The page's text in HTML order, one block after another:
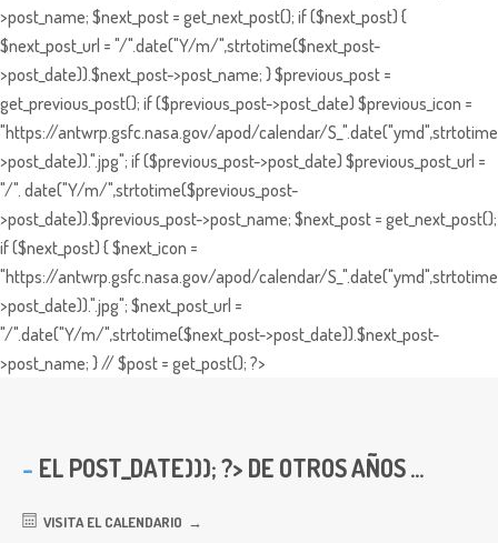
>post_name; $next_post = get_next_post(); if ($next_post) {
$next_post_url = "/".date("Y/m/",strtotime($next_post-
>post_date)).$next_post->post_name; } $previous_post =
get_previous_post(); if ($previous_post->post_date) $previous_icon =
"https://antwrp.gsfc.nasa.gov/apod/calendar/
>post_date)).".jpg"; if ($previous_post->post_date) $previous_post_url =
"/". date("Y/m/",strtotime($previous_post-
>post_date)).$previous_post->post_name; $next_post = get_next_post();
if ($next_post) { $next_icon =
"https://antwrp.gsfc.nasa.gov/apod/calendar/
>post_date)).".jpg"; $next_post_url =
"/".date("Y/m/",strtotime($next_post->post_date)).$next_post-
>post_name; } // $post = get_post(); ?>
EL POST_DATE))); ?> DE OTROS AÑOS ...
VISITA EL CALENDARIO